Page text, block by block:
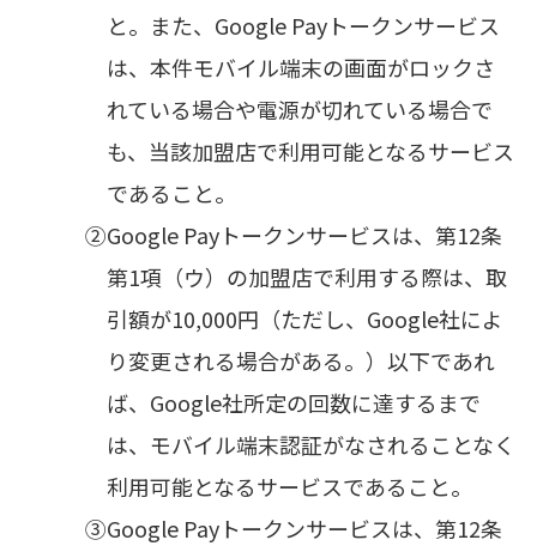
と。また、Google Payトークンサービス
は、本件モバイル端末の画面がロックさ
れている場合や電源が切れている場合で
も、当該加盟店で利用可能となるサービス
であること。
②Google Payトークンサービスは、第12条
第1項（ウ）の加盟店で利用する際は、取
引額が10,000円（ただし、Google社によ
り変更される場合がある。）以下であれ
ば、Google社所定の回数に達するまで
は、モバイル端末認証がなされることなく
利用可能となるサービスであること。
③Google Payトークンサービスは、第12条